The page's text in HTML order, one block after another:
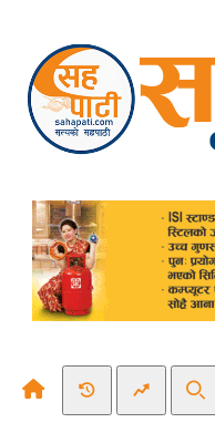
Recent NewsTrending